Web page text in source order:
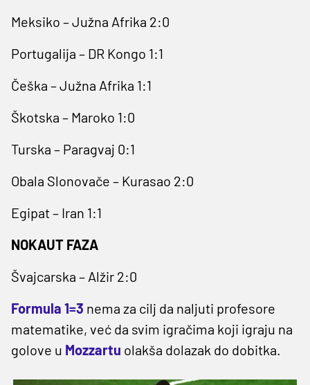
Meksiko – Južna Afrika 2:0
Portugalija – DR Kongo 1:1
Češka – Južna Afrika 1:1
Škotska – Maroko 1:0
Turska – Paragvaj 0:1
Obala Slonovače – Kurasao 2:0
Egipat – Iran 1:1
NOKAUT FAZA
Švajcarska – Alžir 2:0
Formula 1=3 nema za cilj da naljuti profesore
matematike, već da svim igračima koji igraju na
golove u Mozzartu olakša dolazak do dobitka.